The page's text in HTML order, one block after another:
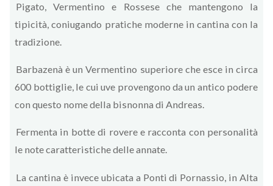
Pigato, Vermentino e Rossese che mantengono la
tipicità, coniugando pratiche moderne in cantina con la
tradizione.
Barbazenà è un Vermentino superiore che esce in circa
600 bottiglie, le cui uve provengono da un antico podere
con questo nome della bisnonna di Andreas.
Fermenta in botte di rovere e racconta con personalità
le note caratteristiche delle annate.
La cantina è invece ubicata a Ponti di Pornassio, in Alta